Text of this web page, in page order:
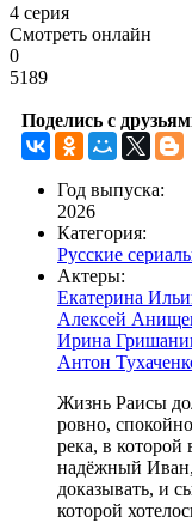
4 серия
Смотреть онлайн
0
5189
Поделись с
Год выпуска:
2026
Категория:
Русские
Актеры:
Екатерина
Алексей
Ирина
Антон
Жизнь Раисы
ровно,
река, в которой
надёжный
доказывать, и
которой